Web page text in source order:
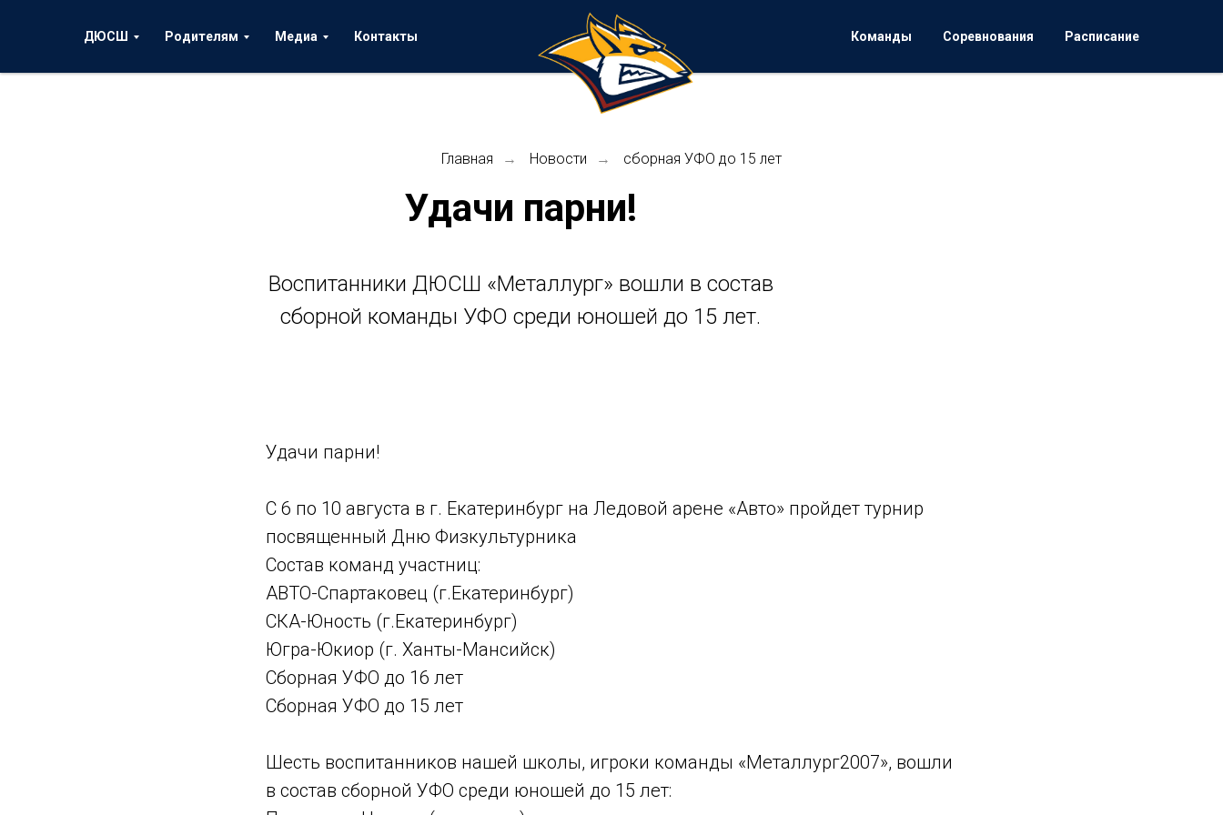
ДЮСШ Родителям Медиа Контакты Команды Соревнования Расписание
Главная → Новости → сборная УФО до 15 лет
Удачи парни!
Воспитанники ДЮСШ «Металлург» вошли в состав
сборной команды УФО среди юношей до 15 лет.
Удачи парни!
С 6 по 10 августа в г. Екатеринбург на Ледовой арене «Авто» пройдет турнир
посвященный Дню Физкультурника
Состав команд участниц:
ABTO-Cпартаковец (г.Екатеринбург)
СКА-Юность (г.Екатеринбург)
Югра-Юкиор (г. Ханты-Мансийск)
Сборная УФО до 16 лет
Сборная УФО до 15 лет
Шесть воспитанников нашей школы, игроки команды «Металлург2007», вошли
в состав сборной УФО среди юношей до 15 лет: